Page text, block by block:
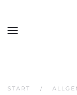
START